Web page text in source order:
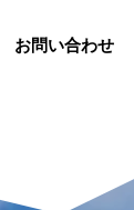
お問い合わせ